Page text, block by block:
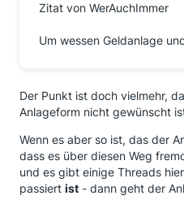
Zitat von WerAuchImmer
Um wessen Geldanlage
Der Punkt ist doch vielmehr,
Anlageform nicht gewünscht
Wenn es aber so ist, das der
dass es über diesen Weg
und es gibt einige Threads
passiert ist - dann geht der